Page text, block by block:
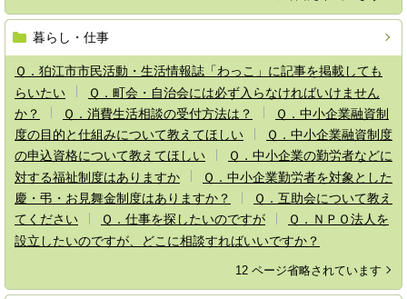
暮らし・仕事
Ｑ．狛江市市民活動・生活情報誌「わっこ」に記事を掲載しても
らいたい
Ｑ．町会・自治会には必ず入らなければいけません
か？
Ｑ．消費生活相談の受付方法は？
Ｑ．中小企業融資制
度の目的と仕組みについて教えてほしい
Ｑ．中小企業融資制度
の申込資格について教えてほしい
Ｑ．中小企業の勤労者などに
対する福祉制度はありますか
Ｑ．中小企業勤労者を対象とした
慶・弔・お見舞金制度はありますか？
Ｑ．互助会について教え
てください
Ｑ．仕事を探したいのですが
Ｑ．ＮＰＯ法人を
設立したいのですが、どこに相談すればいいですか？
12 ページ省略されています